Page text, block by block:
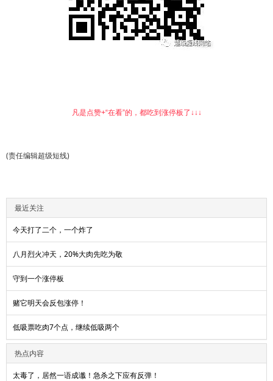
凡是点赞+“在看”的，都吃到涨停板了↓↓↓
(责任编辑超级短线)
最近关注
今天打了二个，一个炸了
八月烈火冲天，20%大肉先吃为敬
守到一个涨停板
赌它明天会反包涨停！
低吸票吃肉7个点，继续低吸两个
热点内容
太毒了，居然一语成谶！急杀之下应有反弹！